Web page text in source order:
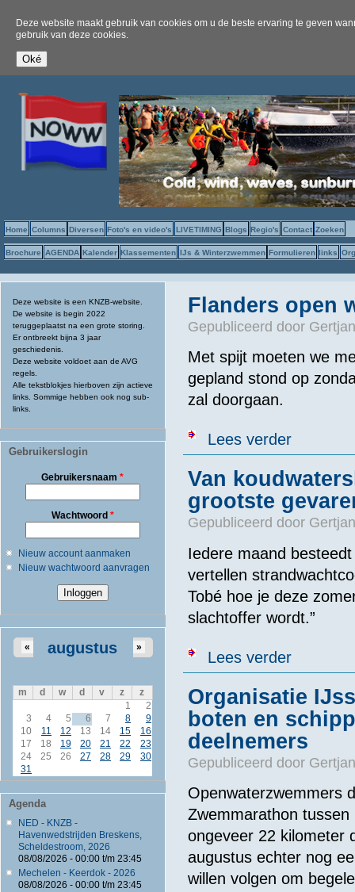
Deze website maakt gebruik van cookies om u de beste ervaring te geven
gebruik van deze cookies.
Home Columns Diversen Foto's en video's LIVETIMING Blogs Regio's Contact Zoeken
Brochure AGENDA Kalender Klassementen IJs & Winterzwemmen Formulieren links
Deze website is een KNZB-website.
De website is begin 2022
teruggeplaatst na een grote storing.
Er ontbreekt bijna 3 jaar
geschiedenis.
Deze website voldoet aan de AVG
regels.
Alle tekstblokjes hierboven zijn actieve
links. Sommige hebben ook nog sub-
links.
Gebruikerslogin
Gebruikersnaam*
Wachtwoord *
Nieuw account aanmaken
Nieuw wachtwoord aanvragen
augustus
« »
m d w d v z
z
1
2
3
4 5 6 7 8
9
10
11 12 13 14 15
16
17
18 19 20 21 22
23
24
25 26 27 28 29
30
31
Agenda
NED - KNZB -
Havenwedstrijden Breskens,
Scheldestroom, 2026
08/08/2026 - 00:00t/m 23:45
Mechelen - Keerdok - 2026
08/08/2026 - 00:00t/m 23:45
Flanders open
Gepubliceerd door
Met spijt moeten we
gepland stond op
zal doorgaan.
Lees verderover Flanders
Van
grootste
Gepubliceerd door
Iedere maand
vertellen
Tobé hoe je deze
slachtoffer wordt.”
Lees verderover Van
Organisatie
boten en
deelnemers
Gepubliceerd door
Openwaterzwemmers
Zwemmarathon
ongeveer 22 kilometer
augustus echter nog
willen volgen om